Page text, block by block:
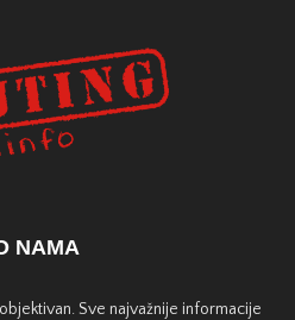
NAMA
Sve najvažnije informacije